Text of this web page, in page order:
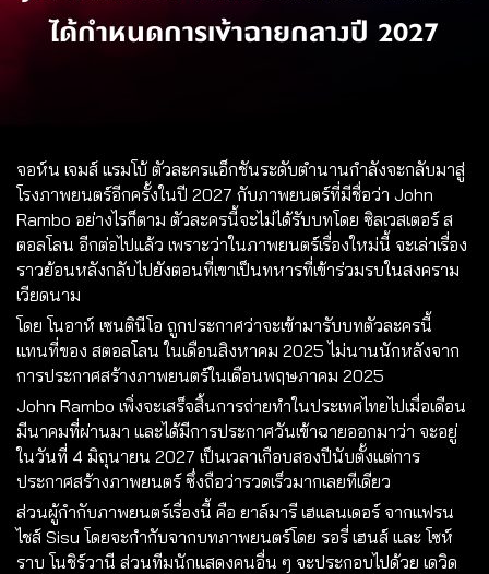
ได้กำหนดการเข้าฉายกลางปี 2027
จอห์น เจมส์ แรมโบ้ ตัวละครแอ็กชันระดับตำนานกำลังจะกลับมาสู่
โรงภาพยนตร์อีกครั้งในปี 2027 กับภาพยนตร์ที่มีชื่อว่า John
Rambo อย่างไรก็ตาม ตัวละครนี้จะไม่ได้รับบทโดย ซิลเวสเตอร์ ส
ตอลโลน อีกต่อไปแล้ว เพราะว่าในภาพยนตร์เรื่องใหม่นี้ จะเล่าเรื่อง
ราวย้อนหลังกลับไปยังตอนที่เขาเป็นทหารที่เข้าร่วมรบในสงคราม
เวียดนาม
โดย โนอาห์ เซนตินีโอ ถูกประกาศว่าจะเข้ามารับบทตัวละครนี้
แทนที่ของ สตอลโลน ในเดือนสิงหาคม ​2025 ไม่นานนักหลังจาก
การประกาศสร้างภาพยนตร์ในเดือนพฤษภาคม 2025
John Rambo เพิ่งจะเสร็จสิ้นการถ่ายทำในประเทศไทยไปเมื่อเดือน
มีนาคมที่ผ่านมา และได้มีการประกาศวันเข้าฉายออกมาว่า จะอยู่
ในวันที่ 4 มิถุนายน 2027 เป็นเวลาเกือบสองปีนับตั้งแต่การ
ประกาศสร้างภาพยนตร์ ซึ่งถือว่ารวดเร็วมากเลยทีเดียว
ส่วนผู้กำกับภาพยนตร์เรื่องนี้ คือ ยาล์มารี เฮแลนเดอร์ จากแฟรน
ไชส์ Sisu โดยจะกำกับจากบทภาพยนตร์โดย รอรี่ เฮนส์ และ โซห์
ราบ โนชิร์วานี ส่วนทีมนักแสดงคนอื่น ๆ จะประกอบไปด้วย เดวิด